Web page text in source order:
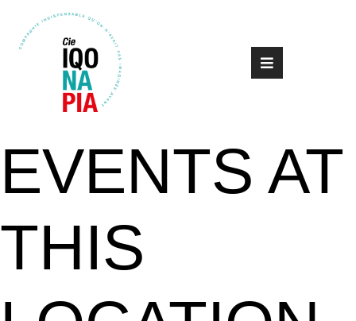
EVENTS AT
THIS